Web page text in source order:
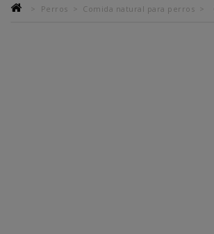
Perros Comida natural para perros